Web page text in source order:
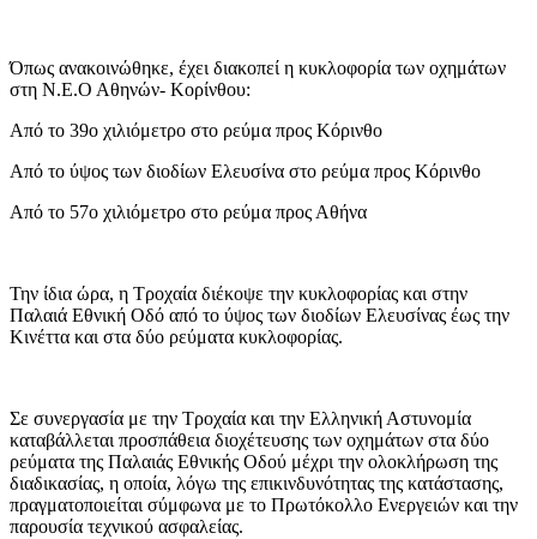
Όπως ανακοινώθηκε, έχει διακοπεί η κυκλοφορία των οχημάτων
στη Ν.Ε.Ο Αθηνών- Κορίνθου:
Από το 39ο χιλιόμετρο στο ρεύμα προς Κόρινθο
Από το ύψος των διοδίων Ελευσίνα στο ρεύμα προς Κόρινθο
Από το 57ο χιλιόμετρο στο ρεύμα προς Αθήνα
Την ίδια ώρα, η Τροχαία διέκοψε την κυκλοφορίας και στην
Παλαιά Εθνική Οδό από το ύψος των διοδίων Ελευσίνας έως την
Κινέττα και στα δύο ρεύματα κυκλοφορίας.
Σε συνεργασία με την Τροχαία και την Ελληνική Αστυνομία
καταβάλλεται προσπάθεια διοχέτευσης των οχημάτων στα δύο
ρεύματα της Παλαιάς Εθνικής Οδού μέχρι την ολοκλήρωση της
διαδικασίας, η οποία, λόγω της επικινδυνότητας της κατάστασης,
πραγματοποιείται σύμφωνα με το Πρωτόκολλο Ενεργειών και την
παρουσία τεχνικού ασφαλείας.